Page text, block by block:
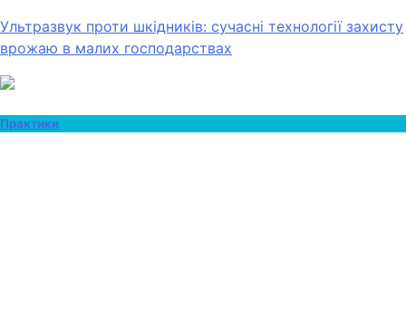
Ультразвук проти шкідників: сучасні технології захисту
врожаю в малих господарствах
Практики